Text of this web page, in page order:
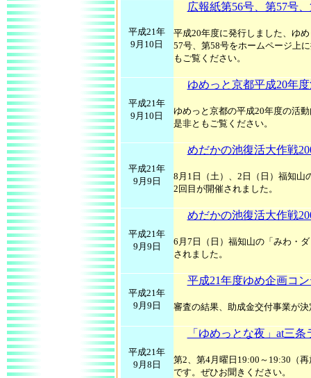
平成21年
9月10日
広報紙第56号、第57号
平成20年度に発行しました、ゆ
57号、第58号をホームページ上
もご覧ください。
平成21年
9月10日
ゆめっと京都平成20年
ゆめっと京都の平成20年度の活
是非ともご覧ください。
平成21年
9月9日
めだかの池復活大作戦
8月1日（土）、2日（日）福知山
2回目が開催されました。
平成21年
9月9日
めだかの池復活大作戦
6月7日（日）福知山の「みわ・
されました。
平成21年
9月9日
平成21年度ゆめ企画コ
審査の結果、助成金交付事業が
平成21年
9月8日
「ゆめっとな夜」at三
第2、第4月曜日19:00～19:30（
です。ぜひお聞きください。